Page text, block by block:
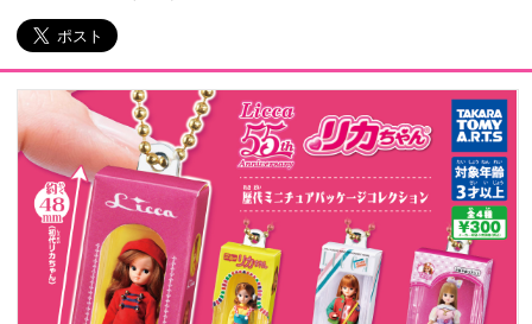
プレスリリース
ビジネスのお客様
閉じる